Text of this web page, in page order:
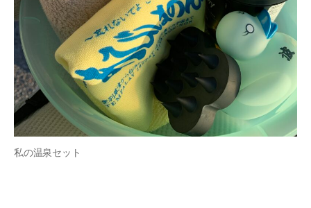
私の温泉セット